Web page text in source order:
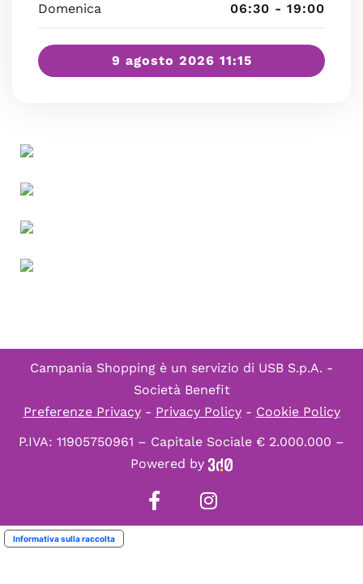
Domenica 06:30 - 19:00
9 agosto 2026 11:15
Campania Shopping è un servizio di USB S.p.A. -
Società Benefit
Preferenze Privacy- Privacy Policy- Cookie Policy
P.IVA: 11905750961 – Capitale Sociale € 2.000.000 –
Powered by
Informativa sulla raccolta